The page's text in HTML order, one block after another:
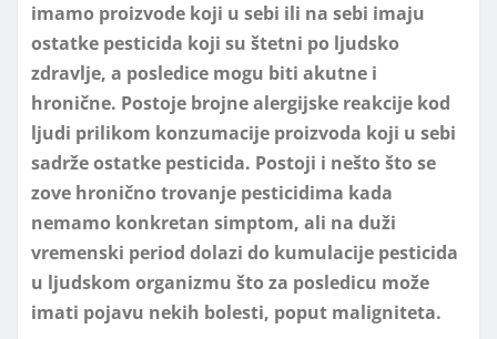
imamo proizvode koji u sebi ili na sebi imaju
ostatke pesticida koji su štetni po ljudsko
zdravlje, a posledice mogu biti akutne i
hronične. Postoje brojne alergijske reakcije kod
ljudi prilikom konzumacije proizvoda koji u sebi
sadrže ostatke pesticida. Postoji i nešto što se
zove hronično trovanje pesticidima kada
nemamo konkretan simptom, ali na duži
vremenski period dolazi do kumulacije pesticida
u ljudskom organizmu što za posledicu može
imati pojavu nekih bolesti, poput maligniteta.